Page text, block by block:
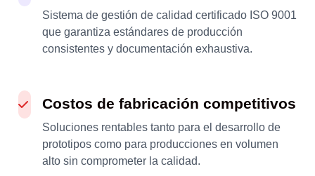
Sistema de gestión de calidad certificado ISO 9001
que garantiza estándares de producción
consistentes y documentación exhaustiva.
Costos de fabricación competitivos
Soluciones rentables tanto para el desarrollo de
prototipos como para producciones en volumen
alto sin comprometer la calidad.